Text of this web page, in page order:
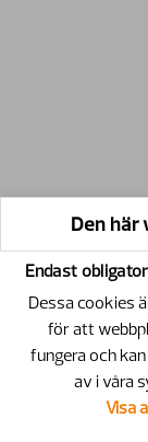
Den här
Endast
Dessa cookies
för att
fungera och
av i våra
Visa